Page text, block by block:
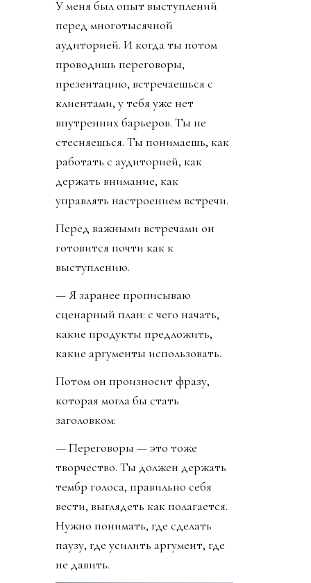
У меня был опыт выступлений
перед многотысячной
аудиторией. И когда ты потом
проводишь переговоры,
презентацию, встречаешься с
клиентами, у тебя уже нет
внутренних барьеров. Ты не
стесняешься. Ты понимаешь, как
работать с аудиторией, как
держать внимание, как
управлять настроением встречи.
Перед важными встречами он
готовится почти как к
выступлению.
— Я заранее прописываю
сценарный план: с чего начать,
какие продукты предложить,
какие аргументы использовать.
Потом он произносит фразу,
которая могла бы стать
заголовком:
— Переговоры — это тоже
творчество. Ты должен держать
тембр голоса, правильно себя
вести, выглядеть как полагается.
Нужно понимать, где сделать
паузу, где усилить аргумент, где
не давить.